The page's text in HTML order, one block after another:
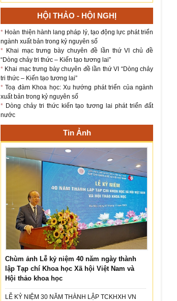
HỘI THẢO - HỘI NGHỊ
* Hoàn thiện hành lang pháp lý, tạo động lực phát triển
ngành xuất bản trong kỷ nguyên số
* Khai mạc trưng bày chuyên đề lần thứ VI chủ đề
“Dòng chảy tri thức – Kiến tạo tương lai”
* Khai mạc trưng bày chuyên đề lần thứ VI “Dòng chảy
tri thức – Kiến tạo tương lai”
*Toạ đàm Khoa học: Xu hướng phát triển của ngành
xuất bản trong kỷ nguyên số
* Dòng chảy tri thức kiến tạo tương lai phát triển đất
nước
Tin Ảnh
Chùm ảnh Lễ kỷ niệm 40 năm ngày thành
lập Tạp chí Khoa học Xã hội Việt Nam và
Hội thảo khoa học
LỄ KỶ NIỆM 30 NĂM THÀNH LẬP TCKHXH VN